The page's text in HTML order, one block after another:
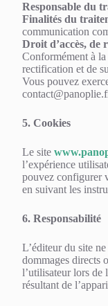
Responsable du
Finalités du
communication
Droit d’accès, de
Conformément à la
rectification et de
Vous pouvez
5. Cookies
Le site
l’expérience
pouvez configurer
en suivant les
6. Responsabilité
L’éditeur du site
dommages directs
l’utilisateur lors de
résultant de